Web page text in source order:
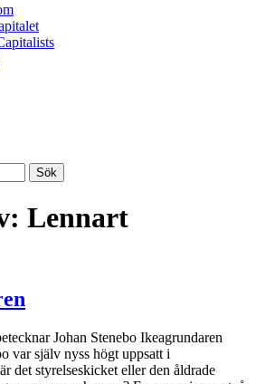
Lennart
Johan Stenebo Ikeagrundaren
var själv nyss högt uppsatt i
det styrelseskicket eller den åldrade